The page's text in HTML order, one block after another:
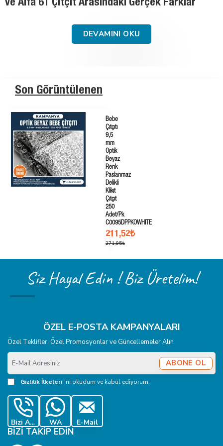
Pirinç, Paslanmaz Çelik ve Saç Demir
DEVAMINI OKU
Son Görüntülenen
Bebe
Çıtçıtı
9,5
mm
Optik
Beyaz
Renk
Paslanmaz
Delikli
Klikıt
Çıtçıt
250
Adet/Pk
C0095DPPKOWHITE
211,52₺
271,95₺
Siz Hayal Edin ! Biz Üretelim!
ÖZEL E-POSTA KAMPANYALARI
Özel Teklifler, Özel Promosyonlar ve Güncellemeler Alın
E-
Mail
Adresiniz
ABONE OL
Gizlilik İlkeleri 'ni okudum ve kabul ediyorum.
Bizi Ara WA E-Mail
BIZI TAKIP EDIN